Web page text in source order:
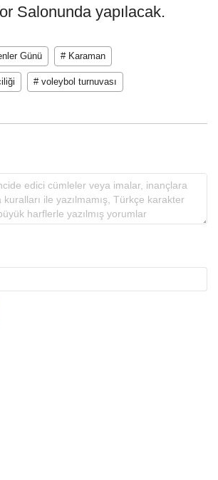
Salonunda yapılacak.
Günü # Karaman
# voleybol turnuvası